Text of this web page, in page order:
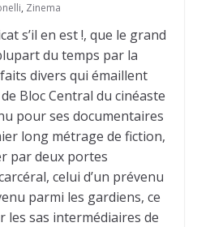
, Zinema
s’il en est !, que le grand
du temps par la
divers qui émaillent
Bloc Central du cinéaste
pour ses documentaires
long métrage de fiction,
par deux portes
celui d’un prévenu
parmi les gardiens, ce
les sas intermédiaires de